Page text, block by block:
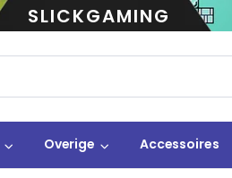
SLICKGAMING
Overige Accessoires